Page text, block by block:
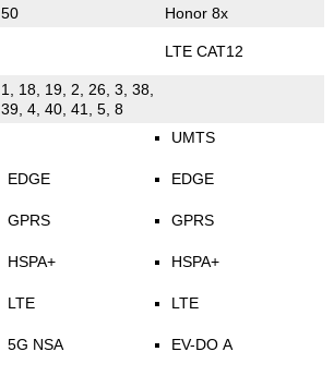
50 Honor 8x
LTE CAT12
1, 18, 19, 2, 26, 3, 38,
39, 4, 40, 41, 5, 8
EDGE
GPRS
HSPA+
LTE
5G NSA
UMTS
EDGE
GPRS
HSPA+
LTE
EV-DO A